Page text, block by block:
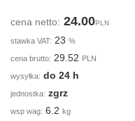
cena netto: 24.00PLN
stawka VAT: 23 %
cena brutto: 29.52 PLN
wysyłka: do 24 h
jednostka: zgrz
wsp wag: 6.2 kg